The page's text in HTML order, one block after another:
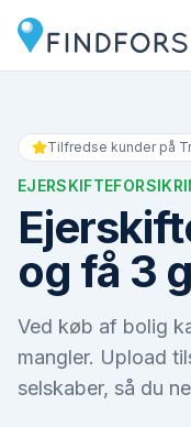
Tilfredse kunder på
og få 3
Ved køb af bolig
mangler. Upload
selskaber, så du